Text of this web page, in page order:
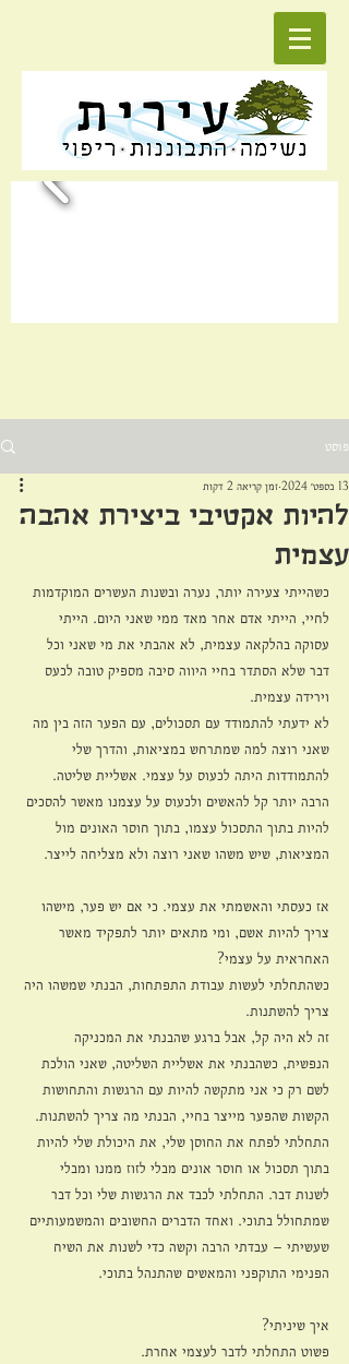
פוסט
להיות אקטיבי ביצירת אהבה
עצמית
13 בספט׳ 2024 זמן קריאה 2 דקות
כשהייתי צעירה יותר, נערה ובשנות העשרים המוקדמות
לחיי, הייתי אדם אחר מאד ממי שאני היום. הייתי
עסוקה בהלקאה עצמית, לא אהבתי את מי שאני וכל
דבר שלא הסתדר בחיי היווה סיבה מספיק טובה לכעס
וירידה עצמית.
לא ידעתי להתמודד עם תסכולים, עם הפער הזה בין מה
שאני רוצה למה שמתרחש במציאות, והדרך שלי
להתמודדות היתה לכעוס על עצמי. אשליית שליטה.
הרבה יותר קל להאשים ולכעוס על עצמנו מאשר להסכים
להיות בתוך התסכול עצמו, בתוך חוסר האונים מול
המציאות, שיש משהו שאני רוצה ולא מצליחה לייצר.
אז כעסתי והאשמתי את עצמי. כי אם יש פער, מישהו
צריך להיות אשם, ומי מתאים יותר לתפקיד מאשר
האחראית על עצמי?
כשהתחלתי לעשות עבודת התפתחות, הבנתי שמשהו היה
צריך להשתנות.
זה לא היה קל, אבל ברגע שהבנתי את המכניקה
הנפשית, כשהבנתי את אשליית השליטה, שאני הולכת
לשם רק כי אני מתקשה להיות עם הרגשות והתחושות
הקשות שהפער מייצר בחיי, הבנתי מה צריך להשתנות.
התחלתי לפתח את החוסן שלי, את היכולת שלי להיות
בתוך תסכול או חוסר אונים מבלי לזוז ממנו ומבלי
לשנות דבר. התחלתי לכבד את הרגשות שלי וכל דבר
שמתחולל בתוכי. ואחד הדברים החשובים והמשמעותיים
שעשיתי – עבדתי הרבה וקשה כדי לשנות את השיח
הפנימי התוקפני והמאשים שהתנהל בתוכי.
איך שיניתי?
פשוט התחלתי לדבר לעצמי אחרת.